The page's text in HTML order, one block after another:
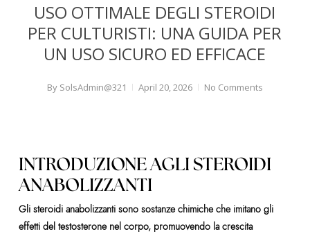
USO OTTIMALE DEGLI STEROIDI
PER CULTURISTI: UNA GUIDA PER
UN USO SICURO ED EFFICACE
By SolsAdmin@321 April 20, 2026 No Comments
INTRODUZIONE AGLI STEROIDI
ANABOLIZZANTI
Gli steroidi anabolizzanti sono sostanze chimiche che imitano gli
effetti del testosterone nel corpo, promuovendo la crescita